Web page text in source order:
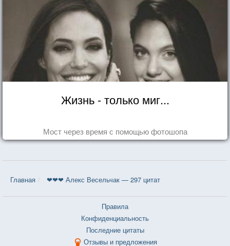
Жизнь - только миг...
Мост через время с помощью фотошопа
Главная ❤❤❤ Алекс Весельчак — 297 цитат
Правила
Конфиденциальность
Последние цитаты
Отзывы и предложения